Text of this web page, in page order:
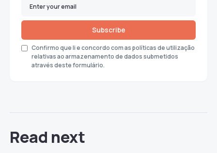
Subscribe
Confirmo que li e concordo com as políticas de utilização
relativas ao armazenamento de dados submetidos
através deste formulário.
Read next